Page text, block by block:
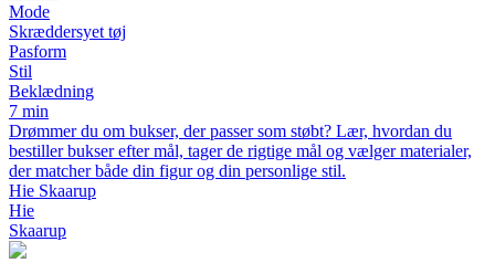
Mode
Skræddersyet tøj
Pasform
Stil
Beklædning
7 min
Drømmer du om bukser, der passer som støbt? Lær, hvordan du
bestiller bukser efter mål, tager de rigtige mål og vælger materialer,
der matcher både din figur og din personlige stil.
Hie Skaarup
Hie
Skaarup